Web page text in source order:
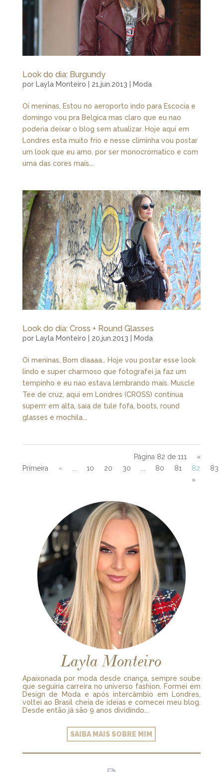
Look do dia: Burgundy
por Layla Monteiro 21.jun.2013 Moda
Oi meninas, Estou no aeroporto indo para Escocia e
domingo vou pra Belgica mas claro que eu nao
poderia deixar o blog sem atualizar. Hoje aqui em
Londres esta muito frio e nesse climinha vou postar
um look que eu amo, por ser monocromatico e com
uma das cores mais...
Look do dia: Cross + Round Glasses
por Layla Monteiro | 20.jun.2013 | Moda
Oi meninas, Bom diaaaa… Hoje vou postar esse look
lindo e super charmoso que fotografei ja faz um
tempinho e eu nao estava lembrando mais. Muscle
Tee de cruz, aqui em Londres (CROSS) continua
superrr em alta, saia de tule fofa, boots, round
glasses e mochila...
Página 82 de 111
«
Primeira
« 10 20 30 80 81 82
83
»
Layla Monteiro
Apaixonada por moda desde criança, sempre soube
que seguiria carreira no universo fashion. Formei em
Design de Moda e após intercâmbio em Londres,
voltei ao Brasil cheia de ideias e comecei meu blog.
Desde então já são 9 anos dividindo...
SAIBA MAIS SOBRE MIM